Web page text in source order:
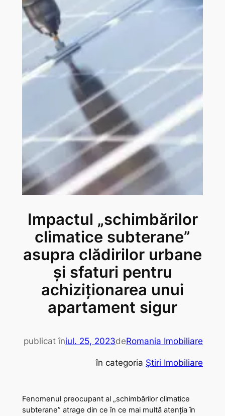
Impactul „schimbărilor
climatice subterane”
asupra clădirilor urbane
și sfaturi pentru
achiziționarea unui
apartament sigur
publicat îniul. 25, 2023deRomania Imobiliare
în categoria Știri Imobiliare
Fenomenul preocupant al „schimbărilor climatice
subterane” atrage din ce în ce mai multă atenția în